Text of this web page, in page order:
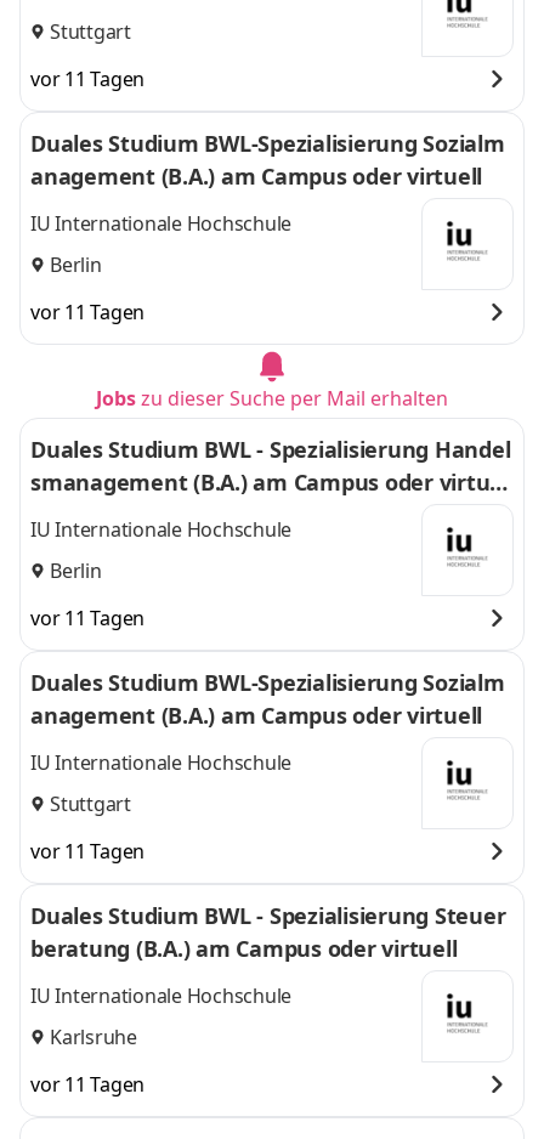
Stuttgart
vor 11 Tagen
Duales Studium BWL-Spezialisierung Sozialm
anagement (B.A.) am Campus oder virtuell
IU Internationale Hochschule
Berlin
vor 11 Tagen
Jobszu dieser Suche per Mail erhalten
Duales Studium BWL - Spezialisierung Handel
smanagement (B.A.) am Campus oder virtuel
l
IU Internationale Hochschule
Berlin
vor 11 Tagen
Duales Studium BWL-Spezialisierung Sozialm
anagement (B.A.) am Campus oder virtuell
IU Internationale Hochschule
Stuttgart
vor 11 Tagen
Duales Studium BWL - Spezialisierung Steuer
beratung (B.A.) am Campus oder virtuell
IU Internationale Hochschule
Karlsruhe
vor 11 Tagen